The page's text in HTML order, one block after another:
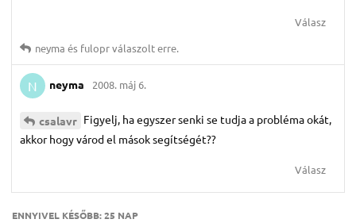
Válasz
neyma és fuloprválaszolt erre.
N neyma 2008. máj 6.
csalavr Figyelj, ha egyszer senki se tudja a probléma okát,
akkor hogy várod el mások segítségét??
Válasz
ENNYIVEL KÉSŐBB:25 NAP